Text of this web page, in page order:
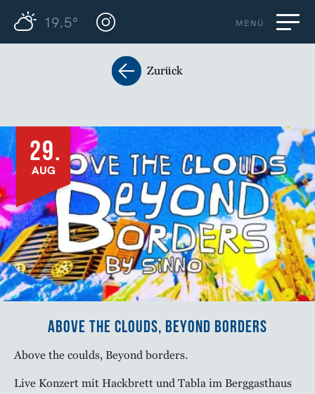
19.5° MENÜ
Zurück
29.
AUG
Above the clouds, beyond borders
Above the coulds, Beyond borders.
Live Konzert mit Hackbrett und Tabla im Berggasthaus